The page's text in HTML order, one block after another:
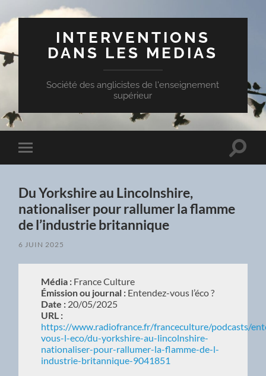
INTERVENTIONS
DANS LES MEDIAS
Société des anglicistes de l'enseignement
supérieur
Toggle
mobile
Toggle
Du Yorkshire au Lincolnshire,
nationaliser pour rallumer la flamme
de l’industrie britannique
6 JUIN 2025
Média : France Culture
Émission ou journal : Entendez-vous l’éco ?
Date : 20/05/2025
URL :
https://www.radiofrance.fr/franceculture/podcasts/
vous-l-eco/du-yorkshire-au-lincolnshire-
nationaliser-pour-rallumer-la-flamme-de-l-
industrie-britannique-9041851